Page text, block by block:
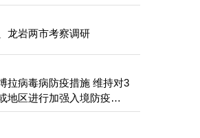
龙岩两市考察调研
拉病毒病防疫措施 维持对3
地区进行加强入境防疫措